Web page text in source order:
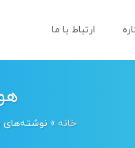
ارتباط با ما
خانه » نوشته‌های